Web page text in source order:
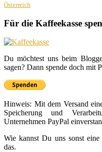
Österreich
Für die Kaffeekasse
Du möchtest uns beim
sagen? Dann spende doch mit
Hinweis: Mit dem Versand
Speicherung und
Unternehmen PayPal
Wie kannst Du uns sonst
das.